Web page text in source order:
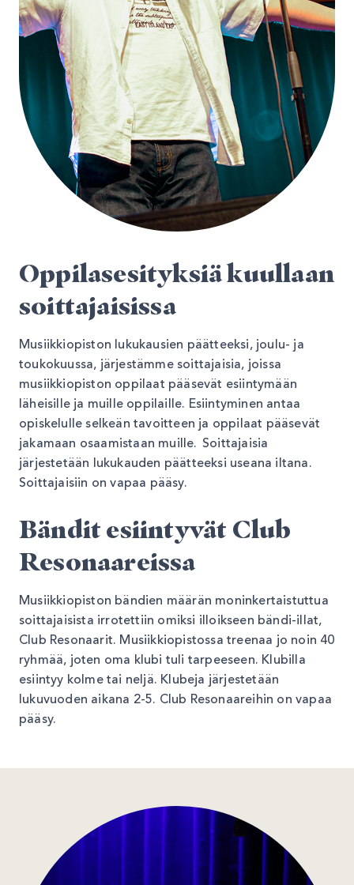
Oppilasesityksiä kuullaan
soittajaisissa
Musiikkiopiston lukukausien päätteeksi, joulu- ja
toukokuussa, järjestämme soittajaisia, joissa
musiikkiopiston oppilaat pääsevät esiintymään
läheisille ja muille oppilaille. Esiintyminen antaa
opiskelulle selkeän tavoitteen ja oppilaat pääsevät
jakamaan osaamistaan muille. Soittajaisia
järjestetään lukukauden päätteeksi useana iltana.
Soittajaisiin on vapaa pääsy.
Bändit esiintyvät Club
Resonaareissa
Musiikkiopiston bändien määrän moninkertaistuttua
soittajaisista irrotettiin omiksi illoikseen bändi-illat,
Club Resonaarit. Musiikkiopistossa treenaa jo noin 40
ryhmää, joten oma klubi tuli tarpeeseen. Klubilla
esiintyy kolme tai neljä. Klubeja järjestetään
lukuvuoden aikana 2-5. Club Resonaareihin on vapaa
pääsy.